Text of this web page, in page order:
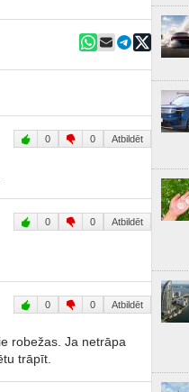
0 0 Atbildēt
0 0 Atbildēt
0 0 Atbildēt
robežas. Ja netrāpa
trāpīt.